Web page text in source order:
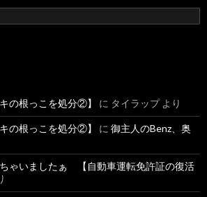
の根っこを処分②】 に タイラップより
の根っこを処分②】 に 御主人のBenz、奥
ゃいましたぁ 【自動車運転免許証の復活